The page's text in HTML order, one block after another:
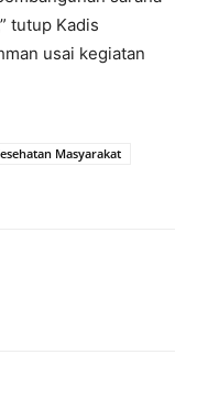
tutup Kadis
usai kegiatan
Masyarakat